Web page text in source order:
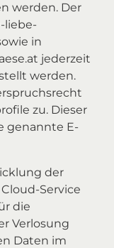
werden. Der
liebe-
in
jederzeit
werden.
zu. Dieser
genannte E-
der
Service
die
Verlosung
Daten im